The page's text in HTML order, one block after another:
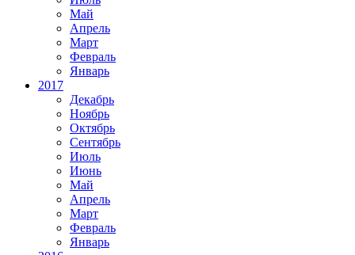
Май
Апрель
Март
Февраль
Январь
2017
Декабрь
Ноябрь
Октябрь
Сентябрь
Июль
Июнь
Май
Апрель
Март
Февраль
Январь